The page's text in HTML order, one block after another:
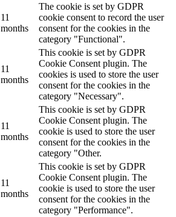
11
months
The cookie is set by GDPR
cookie consent to record the user
consent for the cookies in the
category "Functional".
11
months
This cookie is set by GDPR
Cookie Consent plugin. The
cookies is used to store the user
consent for the cookies in the
category "Necessary".
11
months
This cookie is set by GDPR
Cookie Consent plugin. The
cookie is used to store the user
consent for the cookies in the
category "Other.
11
months
This cookie is set by GDPR
Cookie Consent plugin. The
cookie is used to store the user
consent for the cookies in the
category "Performance".